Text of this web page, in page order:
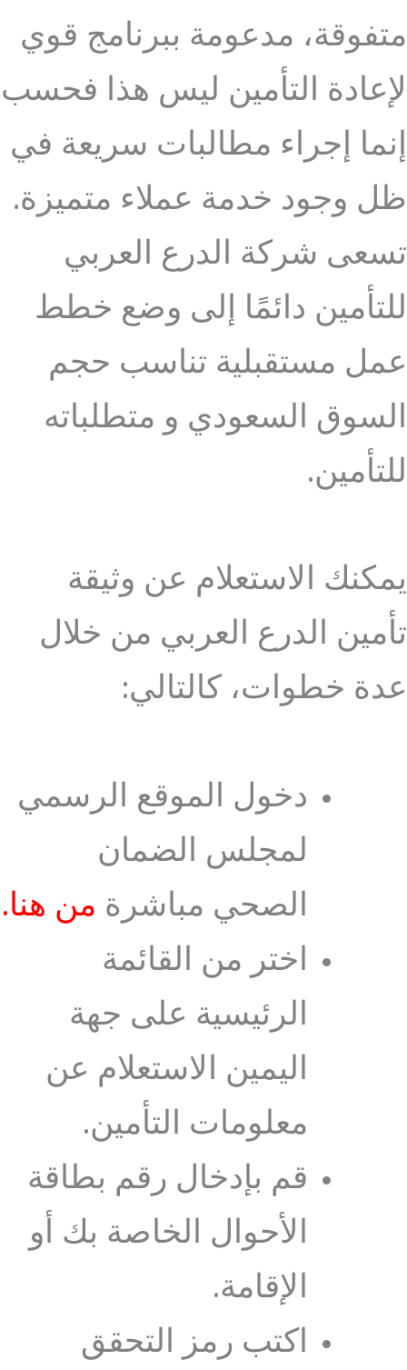
متفوقة، مدعومة ببرنامج قوي
لإعادة التأمين ليس هذا فحسب
إنما إجراء مطالبات سريعة في
ظل وجود خدمة عملاء متميزة.
تسعى شركة الدرع العربي
للتأمين دائمًا إلى وضع خطط
عمل مستقبلية تناسب حجم
السوق السعودي و متطلباته
للتأمين.
يمكنك الاستعلام عن وثيقة
تأمين الدرع العربي من خلال
عدة خطوات، كالتالي:
دخول الموقع الرسمي
لمجلس الضمان
الصحي مباشرة من هنا.
اختر من القائمة
الرئيسية على جهة
اليمين الاستعلام عن
معلومات التأمين.
قم بإدخال رقم بطاقة
الأحوال الخاصة بك أو
الإقامة.
اكتب رمز التحقق